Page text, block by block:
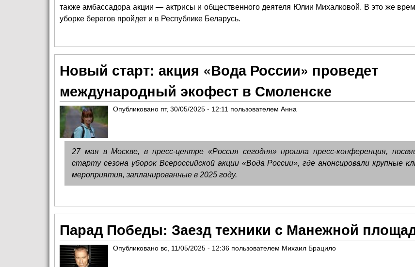
также амбассадора акции — актрисы и общественного деятеля Юлии Михалковой. В это же
уборке берегов пройдет и в Республике Беларусь.
Новый старт: акция «Вода России» проведет
международный экофест в Смоленске
Опубликовано пт, 30/05/2025 - 12:11 пользователем Анна
27 мая в Москве, в пресс-центре «Россия сегодня» прошла пресс-конференция,
старту сезона уборок Всероссийской акции «Вода России», где анонсировали крупные
мероприятия, запланированные в 2025 году.
Парад Победы: Заезд техники с Манежной
Опубликовано вс, 11/05/2025 - 12:36 пользователем Михаил Брацило